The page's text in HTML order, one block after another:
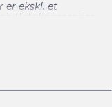
er ekskl. et
Betalingsservice
14 kr./md i gebyr.